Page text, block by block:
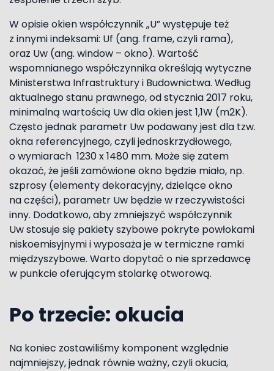
W opisie okien współczynnik „U” występuje też
z innymi indeksami: Uf (ang. frame, czyli rama),
oraz Uw (ang. window – okno). Wartość
wspomnianego współczynnika określają wytyczne
Ministerstwa Infrastruktury i Budownictwa. Według
aktualnego stanu prawnego, od stycznia 2017 roku,
minimalną wartością Uw dla okien jest 1,1W (m2K).
Często jednak parametr Uw podawany jest dla tzw.
okna referencyjnego, czyli jednoskrzydłowego,
o wymiarach 1230 x 1480 mm. Może się zatem
okazać, że jeśli zamówione okno będzie miało, np.
szprosy (elementy dekoracyjny, dzielące okno
na części), parametr Uw będzie w rzeczywistości
inny. Dodatkowo, aby zmniejszyć współczynnik
Uw stosuje się pakiety szybowe pokryte powłokami
niskoemisyjnymi i wyposaża je w termiczne ramki
międzyszybowe. Warto dopytać o nie sprzedawcę
w punkcie oferującym stolarkę otworową.
Po trzecie: okucia
Na koniec zostawiliśmy komponent względnie
najmniejszy, jednak równie ważny, czyli okucia,